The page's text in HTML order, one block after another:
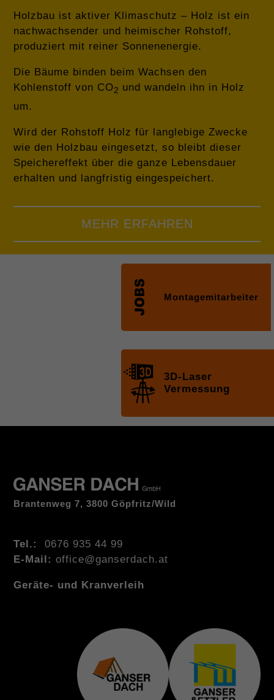
Holzbau ist aktiver Klimaschutz – Holz ist ein
nachwachsender und heimischer Rohstoff,
produziert mit reiner Sonnenenergie.
Die Bäume binden beim Wachsen den
Kohlenstoff von CO2 und wandeln ihn in Holz
um.
Wird der Rohstoff Holz für langlebige Zwecke
wie den Holzbau eingesetzt, so bleibt dieser
Speichereffekt über die ganze Lebensdauer
erhalten und langfristig eingespeichert.
MEHR ERFAHREN
Das Grundmaterial ist also Holz. Das Papier
vermischt und in einer Mühle gemahlen und
dient der natürlichen Wärmedämmung aus
Zellulosefasern –verrottungssicher und
Der zusätzliche Einsatz von Weichfaserplatten
aus gebundenen Holzfasern sorgt für den
perfekten Hitzeschutz, hervorragenden
Schallschutz und bietet die optimale
ein ausgeglichenes Wohlfühlklima.
Montagemitarbeiter
3D-Laser
Vermessung
Brantenweg 7, 3800 Göpfritz/Wild
Tel.:
0676 935 44 99
E-Mail:office@ganserdach.at
Geräte- und Kranverleih